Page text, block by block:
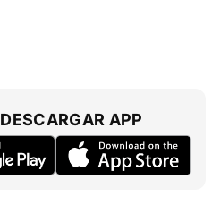
DESCARGAR APP